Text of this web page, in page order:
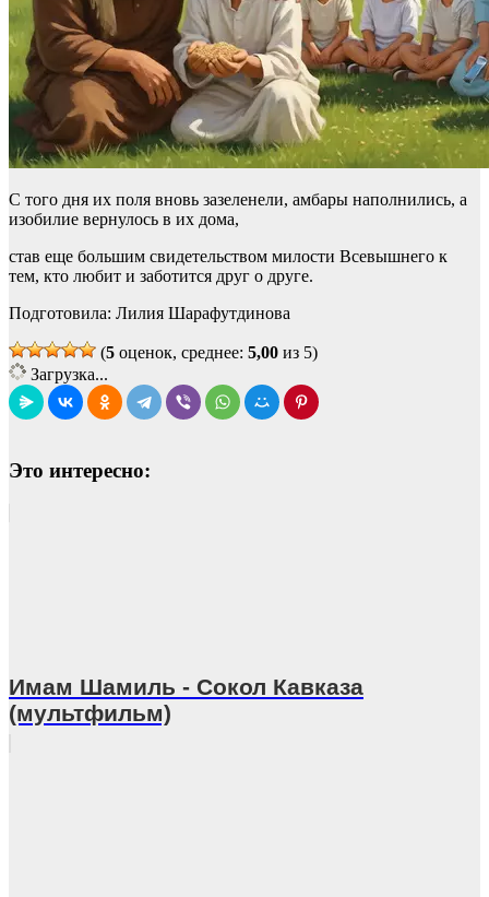
С того дня их поля вновь зазеленели, амбары наполнились, а
изобилие вернулось в их дома,
став еще большим свидетельством милости Всевышнего к
тем, кто любит и заботится друг о друге.
Подготовила: Лилия Шарафутдинова
(5 оценок, среднее: 5,00 из 5)
Загрузка...
Это интересно:
Имам Шамиль - Сокол Кавказа
(мультфильм)